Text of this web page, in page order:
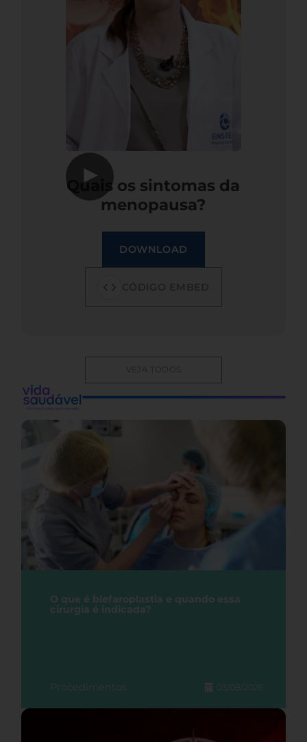
▶
Quais os sintomas da
menopausa?
DOWNLOAD
VEJA TODOS
O que é blefaroplastia e quando essa
cirurgia é indicada?
Procedimentos 03/08/2026